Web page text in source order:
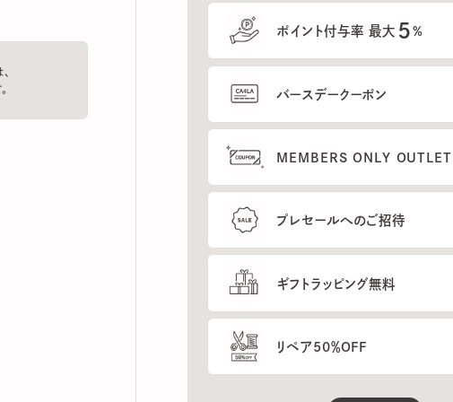
ポイント付与率 最大 %
バースデークーポン
MEMBERS ONLY OUTLETのご
プレセールへのご招待
ギフトラッピング無料
リペア50％OFF